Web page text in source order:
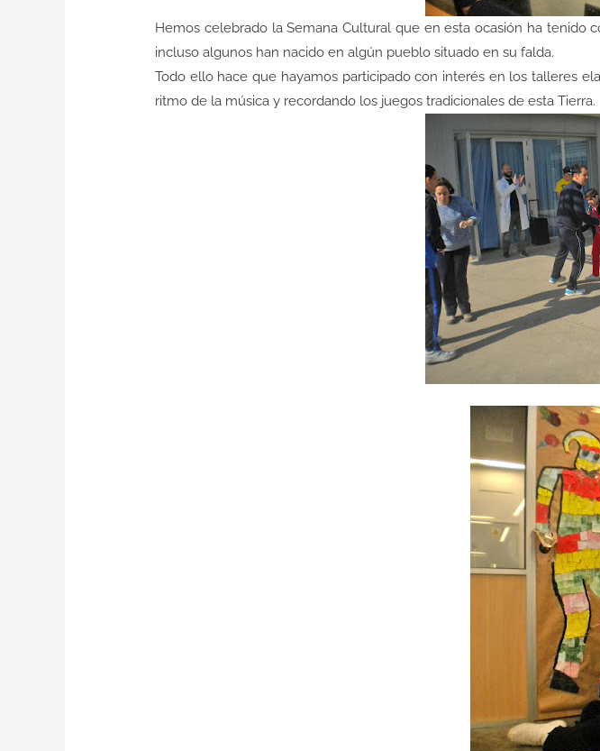
Hemos celebrado la Semana Cultural que en esta ocasión ha
incluso algunos han nacido en algún pueblo situado en su falda.
Todo ello hace que hayamos participado con interés en los talleres
ritmo de la música y recordando los juegos tradicionales de esta Tierra.